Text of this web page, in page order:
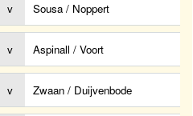
v Sousa / Noppert
v Aspinall / Voort
v Zwaan / Duijvenbode